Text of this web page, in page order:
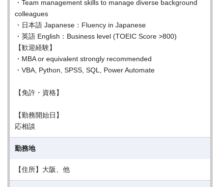
・Team management skills to manage diverse background
colleagues
・日本語 Japanese：Fluency in Japanese
・英語 English：Business level (TOEIC Score >800)
【歓迎経験】
・MBA or equivalent strongly recommended
・VBA, Python, SPSS, SQL, Power Automate
【免許・資格】
【勤務開始日】
応相談
勤務地
【住所】大阪、他